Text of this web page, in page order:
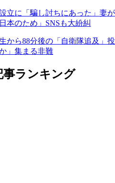
立に「騙し討ちにあった」妻が
本のため」SNSも大紛糾
から88分後の「自衛隊追及」投
」集まる非難
事ランキング